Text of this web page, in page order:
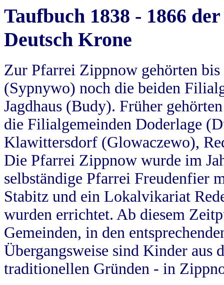
Taufbuch 1838 - 1866
Deutsch Krone
Zur Pfarrei Zippnow gehörten
(Sypnywo) noch die beiden
Jagdhaus (Budy). Früher
die Filialgemeinden Doderlage
Klawittersdorf (Glowaczewo),
Die Pfarrei Zippnow wurde im
selbständige Pfarrei Freudenfier
Stabitz und ein Lokalvikariat
wurden errichtet. Ab diesem
Gemeinden, in den
Übergangsweise sind Kinder aus
traditionellen Gründen - in